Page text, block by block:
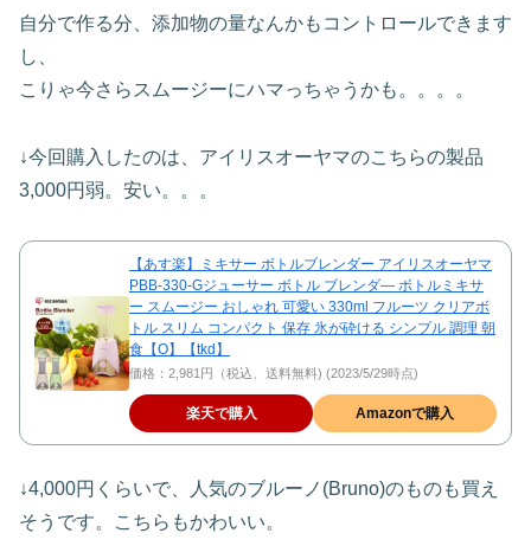
自分で作る分、添加物の量なんかもコントロールできます
し、
こりゃ今さらスムージーにハマっちゃうかも。。。。
↓今回購入したのは、アイリスオーヤマのこちらの製品
3,000円弱。安い。。。
【あす楽】ミキサー ボトルブレンダー アイリスオーヤマ
PBB-330-Gジューサー ボトル ブレンダ— ボトルミキサ
ー スムージー おしゃれ 可愛い 330ml フルーツ クリアボ
トル スリム コンパクト 保存 氷が砕ける シンプル 調理 朝
食【O】【tkd】
価格：2,981円（税込、送料無料) (2023/5/29時点)
楽天で購入 Amazonで購入
↓4,000円くらいで、人気のブルーノ(Bruno)のものも買え
そうです。こちらもかわいい。